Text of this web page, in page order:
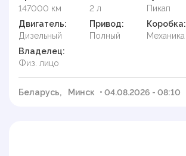
147000 км
2 л
Пикап
Двигатель:
Дизельный
Привод:
Полный
Коробка:
Механика
Владелец:
Физ. лицо
Беларусь, Минск • 04.08.2026 - 08:10